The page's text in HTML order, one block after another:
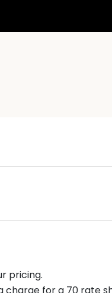
pricing.
charge for a 70 rate